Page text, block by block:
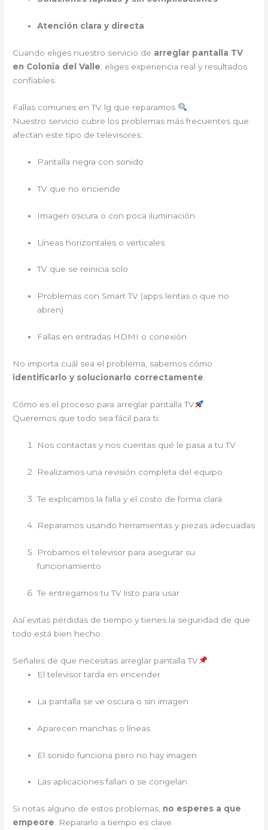
Atención clara y directa
Cuando eliges nuestro servicio de arreglar pantalla TV
en Colonia del Valle , eliges experiencia real y resultados
confiables.
Fallas comunes en TV lg que reparamos
Nuestro servicio cubre los problemas más frecuentes que
afectan este tipo de televisores:
Pantalla negra con sonido
TV que no enciende
Imagen oscura o con poca iluminación
Líneas horizontales o verticales
TV que se reinicia solo
Problemas con Smart TV (apps lentas o que no
abren)
Fallas en entradas HDMI o conexión
No importa cuál sea el problema, sabemos cómo
identificarlo y solucionarlo correctamente
Cómo es el proceso para arreglar pantalla TV
Queremos que todo sea fácil para ti:
Nos contactas y nos cuentas qué le pasa a tu TV
Realizamos una revisión completa del equipo
Te explicamos la falla y el costo de forma clara
Reparamos usando herramientas y piezas adecuadas
Probamos el televisor para asegurar su
funcionamiento
Te entregamos tu TV listo para usar
Así evitas pérdidas de tiempo y tienes la seguridad de que
todo está bien hecho.
Señales de que necesitas arreglar pantalla TV
El televisor tarda en encender
La pantalla se ve oscura o sin imagen
Aparecen manchas o líneas
El sonido funciona pero no hay imagen
Las aplicaciones fallan o se congelan
Si notas alguno de estos problemas, no esperes a que
empeore. Repararlo a tiempo es clave.